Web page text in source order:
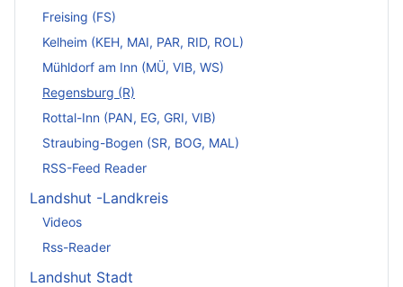
Freising (FS)
Kelheim (KEH, MAI, PAR, RID, ROL)
Mühldorf am Inn (MÜ, VIB, WS)
Regensburg (R)
Rottal-Inn (PAN, EG, GRI, VIB)
Straubing-Bogen (SR, BOG, MAL)
RSS-Feed Reader
Landshut -Landkreis
Videos
Rss-Reader
Landshut Stadt